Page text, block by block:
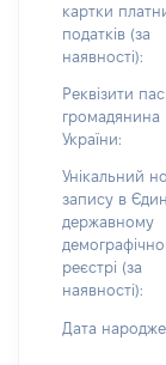
картки
податків (за
наявності):
Реквізити
громадянина
України:
Унікальний
запису в
державному
реєстрі (за
наявності):
Дата